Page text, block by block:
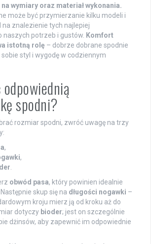
wymiary oraz materiał wykonania.
może być przymierzanie kilku modeli i
na znalezienie tych najlepiej
naszych potrzeb i gustów. Komfort
istotną rolę – dobrze dobrane spodnie
sobie styl i wygodę w codziennym
spodni?
rozmiar spodni, zwróć uwagę na trzy
,
,
obwód pasa, który powinien idealnie
skup się na długości nogawki –
kroju mierz ją od kroku aż do
dotyczy bioder; jest on szczególnie
dżinsów, aby zapewnić im odpowiednie